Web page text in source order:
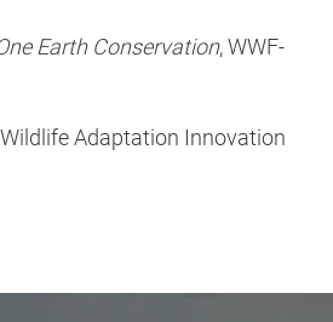
Earth Conservation, WWF-
Adaptation Innovation